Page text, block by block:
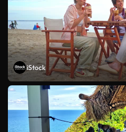
iStock